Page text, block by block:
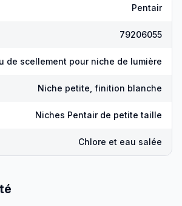
Pentair
79206055
de scellement pour niche de lumière
Niche petite, finition blanche
Niches Pentair de petite taille
Chlore et eau salée